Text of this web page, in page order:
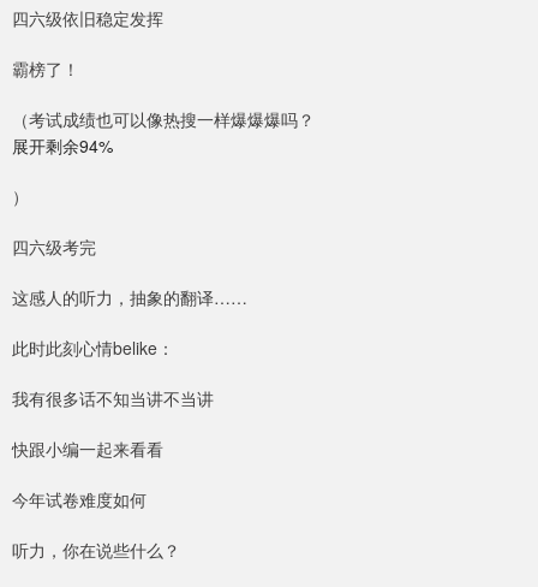
四六级依旧稳定发挥
霸榜了！
（考试成绩也可以像热搜一样爆爆爆吗？
展开剩余94%
）
四六级考完
这感人的听力，抽象的翻译……
此时此刻心情belike：
我有很多话不知当讲不当讲
快跟小编一起来看看
今年试卷难度如何
听力，你在说些什么？